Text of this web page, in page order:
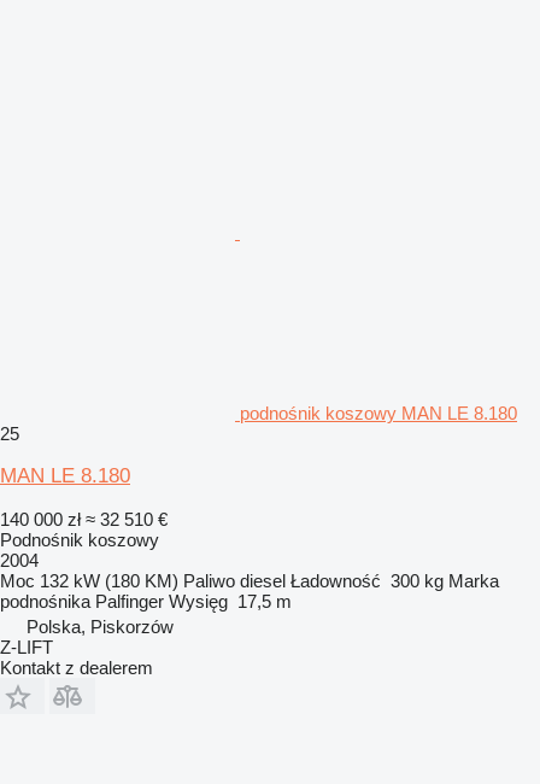
podnośnik koszowy MAN LE 8.180
25
MAN LE 8.180
140 000 zł ≈ 32 510 €
Podnośnik koszowy
2004
Moc 132 kW (180 KM) Paliwo diesel Ładowność 300 kg Marka
podnośnika Palfinger Wysięg 17,5 m
Polska, Piskorzów
Z-LIFT
Kontakt z dealerem